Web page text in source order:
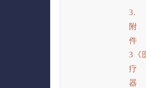
3.
附
件
3《
疗
器